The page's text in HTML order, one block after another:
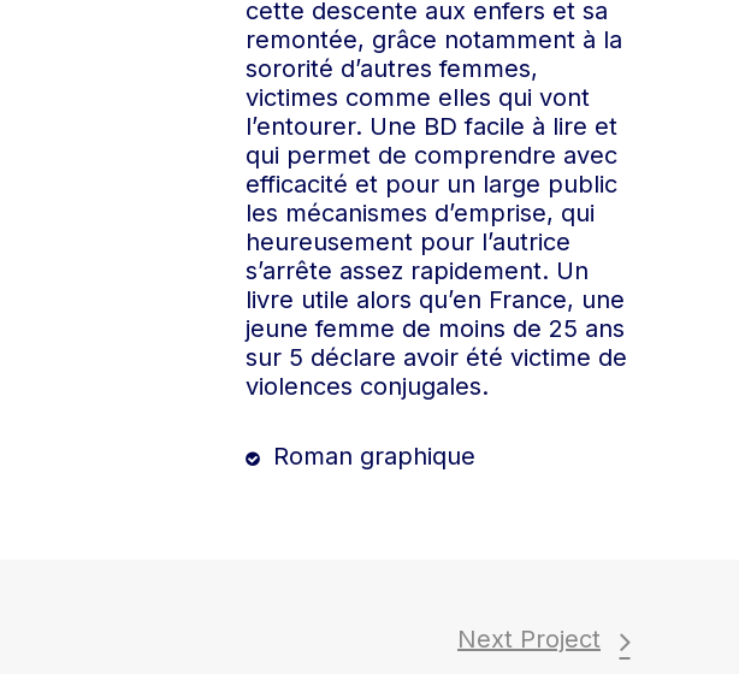
cette descente aux enfers et sa
remontée, grâce notamment à la
sororité d’autres femmes,
victimes comme elles qui vont
l’entourer. Une BD facile à lire et
qui permet de comprendre avec
efficacité et pour un large public
les mécanismes d’emprise, qui
heureusement pour l’autrice
s’arrête assez rapidement. Un
livre utile alors qu’en France, une
jeune femme de moins de 25 ans
sur 5 déclare avoir été victime de
violences conjugales.
Roman graphique
Next Project